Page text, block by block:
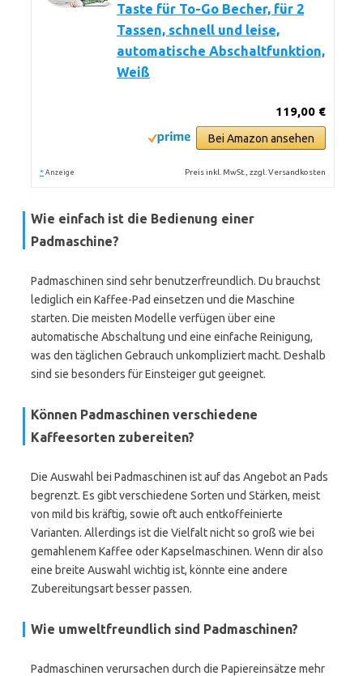
Taste für To-Go Becher, für 2
Tassen, schnell und leise,
automatische Abschaltfunktion,
Weiß
119,00 €
Bei Amazon ansehen
* Anzeige Preis inkl. MwSt., zzgl. Versandkosten
Wie einfach ist die Bedienung einer
Padmaschine?
Padmaschinen sind sehr benutzerfreundlich. Du brauchst
lediglich ein Kaffee-Pad einsetzen und die Maschine
starten. Die meisten Modelle verfügen über eine
automatische Abschaltung und eine einfache Reinigung,
was den täglichen Gebrauch unkompliziert macht. Deshalb
sind sie besonders für Einsteiger gut geeignet.
Können Padmaschinen verschiedene
Kaffeesorten zubereiten?
Die Auswahl bei Padmaschinen ist auf das Angebot an Pads
begrenzt. Es gibt verschiedene Sorten und Stärken, meist
von mild bis kräftig, sowie oft auch entkoffeinierte
Varianten. Allerdings ist die Vielfalt nicht so groß wie bei
gemahlenem Kaffee oder Kapselmaschinen. Wenn dir also
eine breite Auswahl wichtig ist, könnte eine andere
Zubereitungsart besser passen.
Wie umweltfreundlich sind Padmaschinen?
Padmaschinen verursachen durch die Papiereinsätze mehr